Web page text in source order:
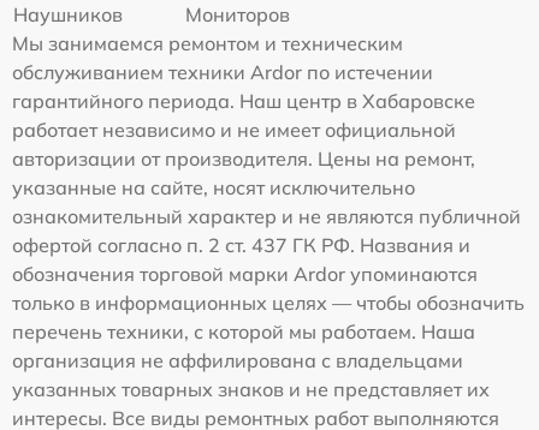
Наушников
Мониторов
Мы занимаемся ремонтом и техническим
обслуживанием техники Ardor по истечении
гарантийного периода. Наш центр в Хабаровске
работает независимо и не имеет официальной
авторизации от производителя. Цены на ремонт,
указанные на сайте, носят исключительно
ознакомительный характер и не являются публичной
офертой согласно п. 2 ст. 437 ГК РФ. Названия и
обозначения торговой марки Ardor упоминаются
только в информационных целях — чтобы обозначить
перечень техники, с которой мы работаем. Наша
организация не аффилирована с владельцами
указанных товарных знаков и не представляет их
интересы. Все виды ремонтных работ выполняются